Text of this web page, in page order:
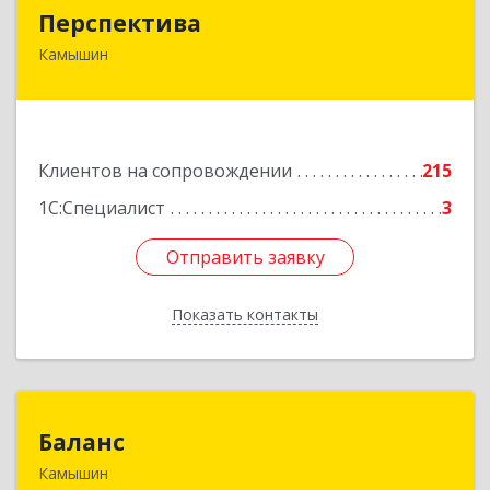
Перспектива
Камышин
Клиентов на сопровождении
215
1С:Специалист
3
Отправить заявку
Показать контакты
Отправить заявку
Назад
Баланс
Камышин
403876, Волгоградская обл, г.о. город Камышин,